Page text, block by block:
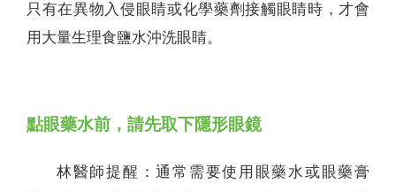
只有在異物入侵眼睛或化學藥劑接觸眼睛時，才會
用大量生理食鹽水沖洗眼睛。
點眼藥水前，請先取下隱形眼鏡
林醫師提醒：通常需要使用眼藥水或眼藥膏